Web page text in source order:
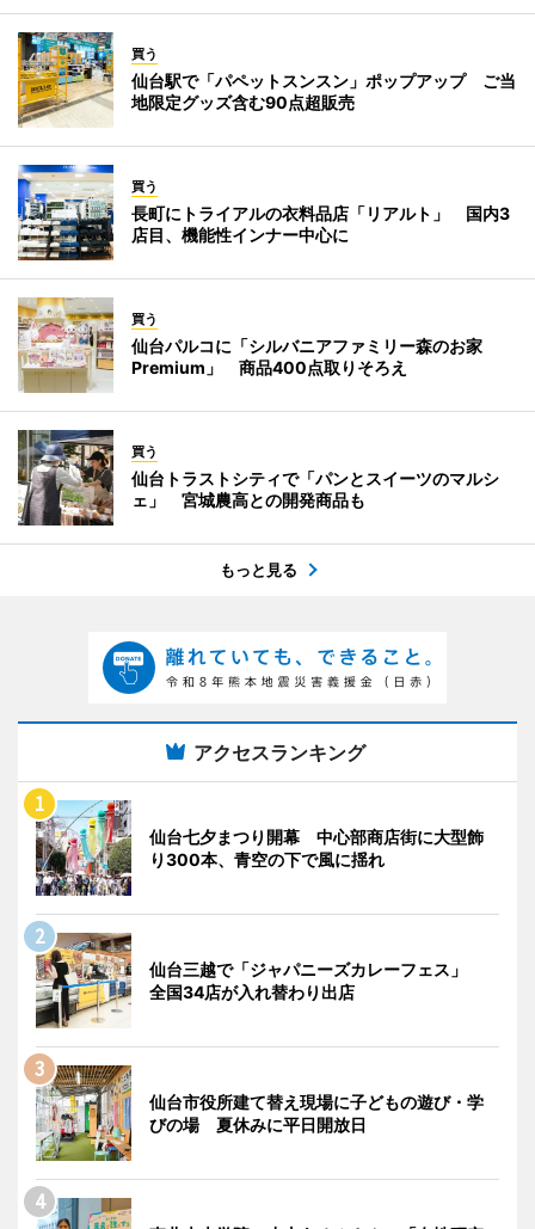
買う
仙台駅で「パペットスンスン」ポップアップ ご当
地限定グッズ含む90点超販売
買う
長町にトライアルの衣料品店「リアルト」 国内3
店目、機能性インナー中心に
買う
仙台パルコに「シルバニアファミリー森のお家
Premium」 商品400点取りそろえ
買う
仙台トラストシティで「パンとスイーツのマルシ
ェ」 宮城農高との開発商品も
もっと見る
アクセスランキング
仙台七夕まつり開幕 中心部商店街に大型飾
り300本、青空の下で風に揺れ
仙台三越で「ジャパニーズカレーフェス」
全国34店が入れ替わり出店
仙台市役所建て替え現場に子どもの遊び・学
びの場 夏休みに平日開放日